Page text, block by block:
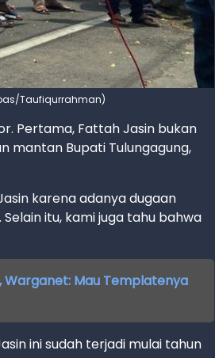
Taufiqurrahman)
Pertama, Fattah Jasin bukan
mantan Bupati Tulungagung,
karena adanya dugaan
itu, kami juga tahu bahwa
Warganet: Mau Templatenya
ini sudah terjadi mulai tahun